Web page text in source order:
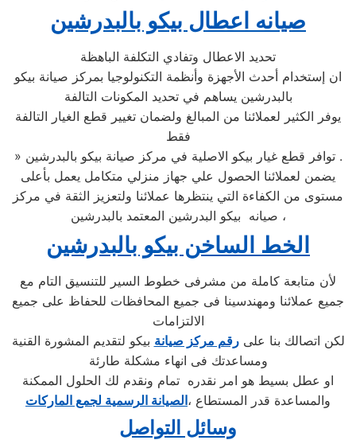
صيانه اعطال بيكو بالبدرشين
تحديد الاعطال وتفادي التكلفة الباهظة
ان إستخدام أحدث الأجهزة وأنظمة التكنولوجيا بمركز صيانة بيكو
بالبدرشين يساهم في تحديد المكونات التالفة
يوفر الكثير لعملائنا من المبالغ ولضمان تغيير قطع الغيار التالفة
فقط
» توافر قطع غيار بيكو الاصلية في مركز صيانة بيكو بالبدرشين .
يضمن لعملائنا الحصول علي جهاز منزلي متكامل يعمل بأعلى
مستوى من الكفاءة التي ينتظرها عملائنا ولتعزيز الثقة في مركز
صيانه بيكو البدرشين المعتمد بالبدرشين ،
الخط الساخن بيكو بالبدرشين
لأن متابعة كاملة من مشرفى خطوط السير للتنسيق التام مع
جميع عملائنا ومهندسينا فى جميع المحافظات للحفاظ على جميع
الالتزامات
لكن اتصالك بنا علىرقم مركز صيانة بيكو لتقديم المشورة القنية
ومساعدتك فى انهاء مشكلة طارئة
او عطل بسيط هو امر نقدره تمام ونقدم لك الحلول الممكنة
والمساعدة قدر المستطاع ،الصيانة الرسمية لجمع الماركات
وسائل التواصل